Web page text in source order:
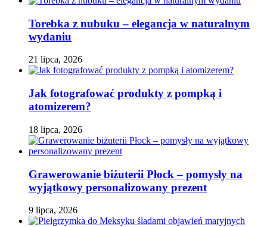
Torebka z nubuku – elegancja w naturalnym
wydaniu
21 lipca, 2026
Jak fotografować produkty z pompką i
atomizerem?
18 lipca, 2026
Grawerowanie biżuterii Płock – pomysły na
wyjątkowy personalizowany prezent
9 lipca, 2026